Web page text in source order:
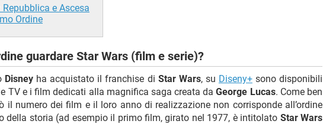
Repubblica e Ascesa
Ordine
guardare Star Wars (film e serie)?
Disney ha acquistato il franchise di Star Wars, su Diseny+sono disponibili
TV e i film dedicati alla magnifica saga creata daGeorge Lucas. Come ben
il numero dei film e il loro anno di realizzazione non corrisponde all’ordine
della storia (ad esempio il primo film, girato nel 1977, è intitolato Star Wars